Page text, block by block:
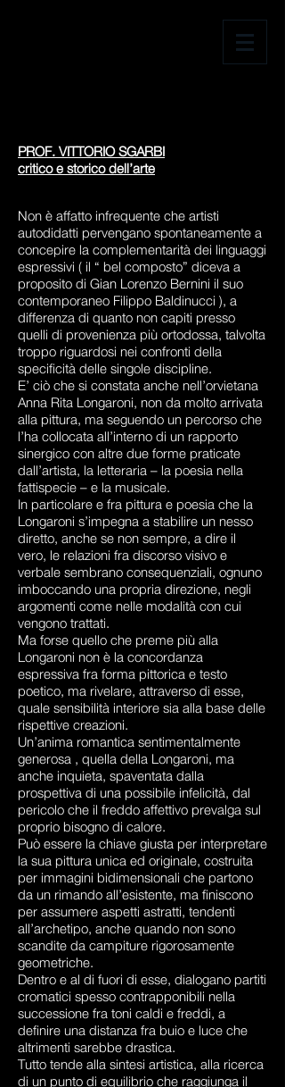
PROF. VITTORIO SGARBI
critico e storico dell’arte
Non è affatto infrequente che artisti
autodidatti pervengano spontaneamente a
concepire la complementarità dei linguaggi
espressivi ( il “ bel composto” diceva a
proposito di Gian Lorenzo Bernini il suo
contemporaneo Filippo Baldinucci ), a
differenza di quanto non capiti presso
quelli di provenienza più ortodossa, talvolta
troppo riguardosi nei confronti della
specificità delle singole discipline.
E’ ciò che si constata anche nell’orvietana
Anna Rita Longaroni, non da molto arrivata
alla pittura, ma seguendo un percorso che
l’ha collocata all’interno di un rapporto
sinergico con altre due forme praticate
dall’artista, la letteraria – la poesia nella
fattispecie – e la musicale.
In particolare e fra pittura e poesia che la
Longaroni s’impegna a stabilire un nesso
diretto, anche se non sempre, a dire il
vero, le relazioni fra discorso visivo e
verbale sembrano consequenziali, ognuno
imboccando una propria direzione, negli
argomenti come nelle modalità con cui
vengono trattati.
Ma forse quello che preme più alla
Longaroni non è la concordanza
espressiva fra forma pittorica e testo
poetico, ma rivelare, attraverso di esse,
quale sensibilità interiore sia alla base delle
rispettive creazioni.
Un’anima romantica sentimentalmente
generosa , quella della Longaroni, ma
anche inquieta, spaventata dalla
prospettiva di una possibile infelicità, dal
pericolo che il freddo affettivo prevalga sul
proprio bisogno di calore.
Può essere la chiave giusta per interpretare
la sua pittura unica ed originale, costruita
per immagini bidimensionali che partono
da un rimando all’esistente, ma finiscono
per assumere aspetti astratti, tendenti
all’archetipo, anche quando non sono
scandite da campiture rigorosamente
geometriche.
Dentro e al di fuori di esse, dialogano partiti
cromatici spesso contrapponibili nella
successione fra toni caldi e freddi, a
definire una distanza fra buio e luce che
altrimenti sarebbe drastica.
Tutto tende alla sintesi artistica, alla ricerca
di un punto di equilibrio che raggiunga il